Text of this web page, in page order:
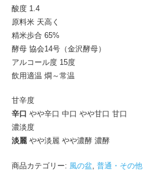
酸度 1.4
原料米 天高く
精米歩合 65%
酵母 協会14号（金沢酵母）
アルコール度 15度
飲用適温 燗～常温
甘辛度
辛口 やや辛口 中口 やや甘口 甘口
濃淡度
淡麗 やや淡麗 やや濃酵 濃酵
商品カテゴリー: 風の盆 普通・その他